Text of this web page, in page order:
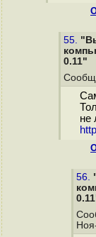
55.
0.11"
не
56.